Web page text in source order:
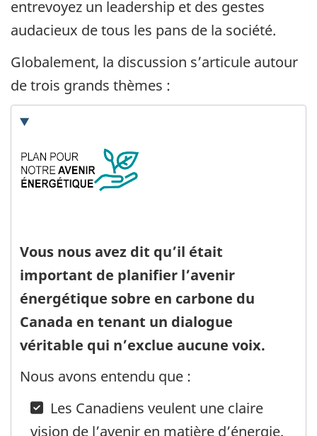
entrevoyez un leadership et des gestes
audacieux de tous les pans de la société.
Globalement, la discussion s’articule autour
de trois grands thèmes :
Vous nous avez dit qu’il était
important de planifier l’avenir
énergétique sobre en carbone du
Canada en tenant un dialogue
véritable qui n’exclue aucune voix.
Nous avons entendu que :
Les Canadiens veulent une claire
vision de l’avenir en matière d’énergie.